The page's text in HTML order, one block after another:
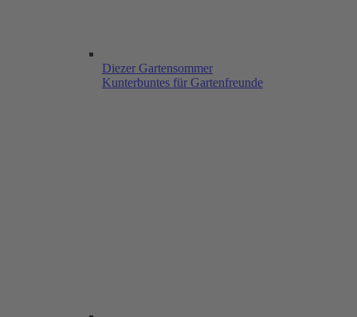
Diezer Gartensommer
Kunterbuntes für Gartenfreunde